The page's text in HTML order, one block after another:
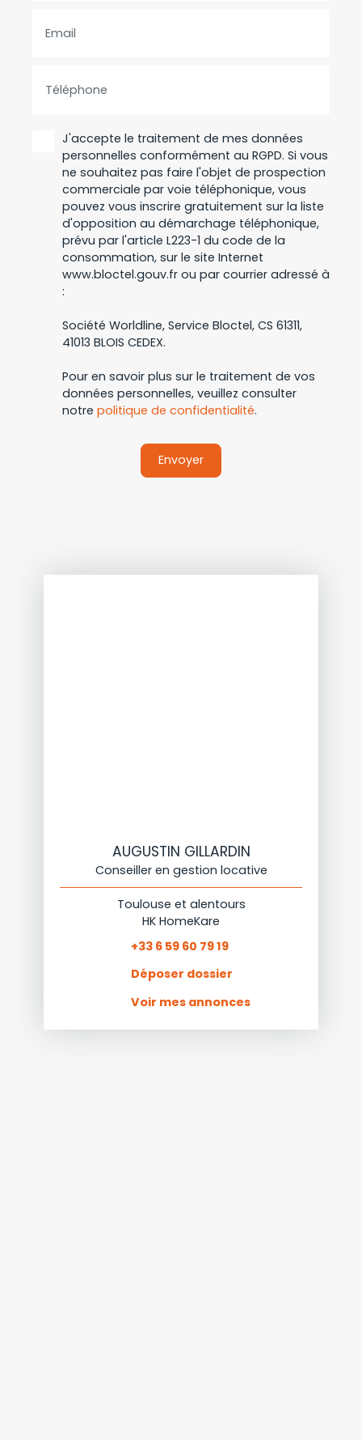
Email
Téléphone
J'accepte le traitement de mes données
personnelles conformément au RGPD. Si vous
ne souhaitez pas faire l'objet de prospection
commerciale par voie téléphonique, vous
pouvez vous inscrire gratuitement sur la liste
d'opposition au démarchage téléphonique,
prévu par l'article L223-1 du code de la
consommation, sur le site Internet
www.bloctel.gouv.fr ou par courrier adressé à
:
Société Worldline, Service Bloctel, CS 61311,
41013 BLOIS CEDEX.
Pour en savoir plus sur le traitement de vos
données personnelles, veuillez consulter
notre politique de confidentialité.
Envoyer
AUGUSTIN GILLARDIN
Conseiller en gestion locative
Toulouse et alentours
HK HomeKare
+33 6 59 60 79 19
Déposer dossier
Voir mes annonces